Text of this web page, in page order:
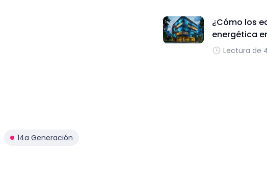
¿Cómo los
energética
Lectura de
14a Generación